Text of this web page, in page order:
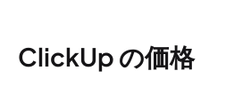
ClickUp の価格